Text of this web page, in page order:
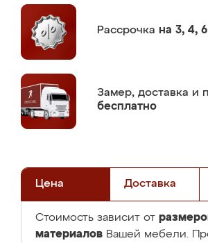
Рассрочка на 3, 4,
Замер, доставка и
бесплатно
Цена Доставка
Стоимость зависит от
материалов Вашей мебели.